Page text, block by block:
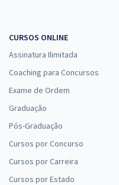
CURSOS ONLINE
Assinatura Ilimitada
Coaching para Concursos
Exame de Ordem
Graduação
Pós-Graduação
Cursos por Concurso
Cursos por Carreira
Cursos por Estado